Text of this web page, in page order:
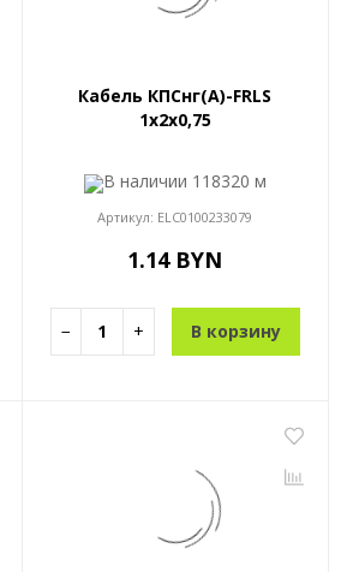
Кабель КПСнг(A)-FRLS
1x2x0,75
В наличии 118320 м
Артикул: ELC0100233079
1.14 BYN
− + В корзину